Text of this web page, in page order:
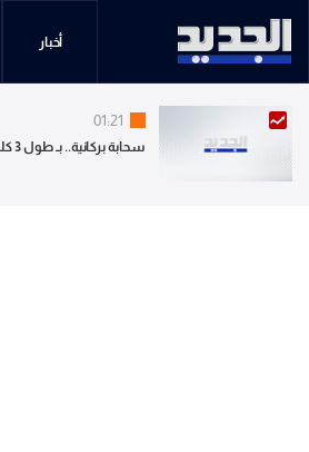
أخبار
01:21
سحابة بركانية.. بـ طول 3 كلم! (فيديو)